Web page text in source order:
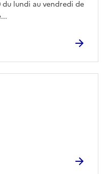
du lundi au vendredi de